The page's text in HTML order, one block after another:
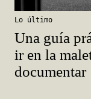
Lo último
Una guía
ir en la
documentar